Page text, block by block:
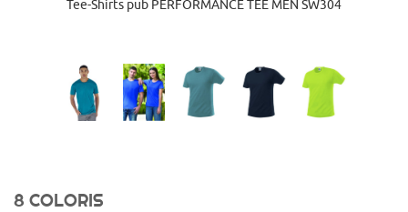
Tee-Shirts pub PERFORMANCE TEE MEN SW304
8 COLORIS